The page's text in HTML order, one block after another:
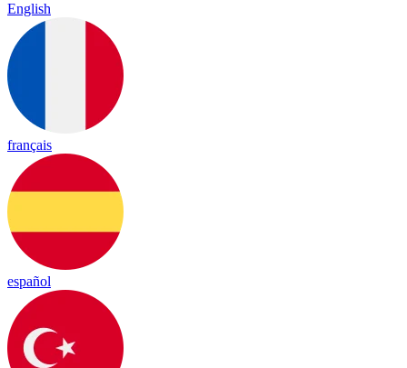
English
français
español